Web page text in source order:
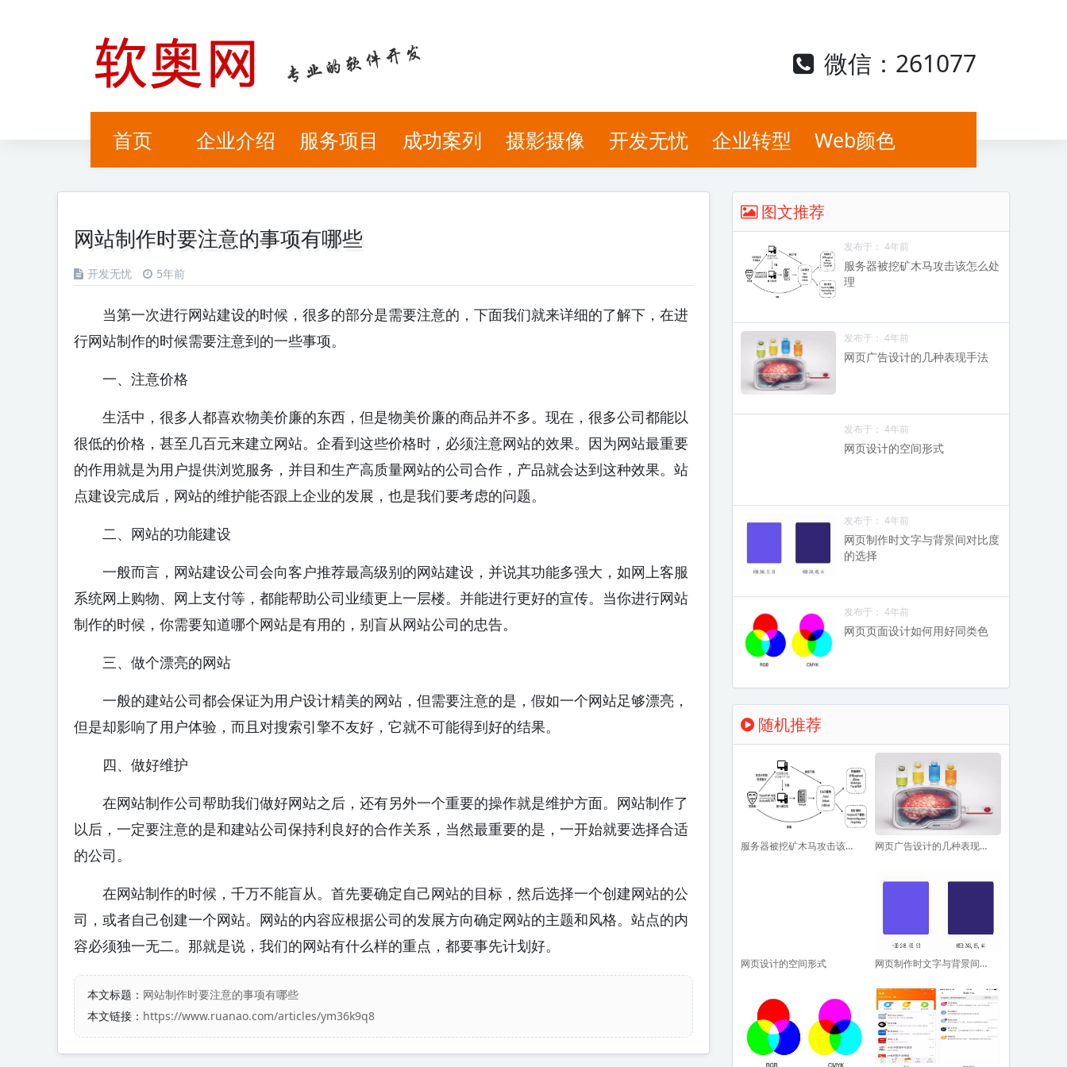
微信：261077
首页 企业介绍 服务项目 成功案列 摄影摄像 开发无忧 企业转型 Web颜色
网站制作时要注意的事项有哪些
开发无忧 5年前
当第一次进行网站建设的时候，很多的部分是需要注意的，下面我们就来详细的了解下，在进
行网站制作的时候需要注意到的一些事项。
一、注意价格
生活中，很多人都喜欢物美价廉的东西，但是物美价廉的商品并不多。现在，很多公司都能以
很低的价格，甚至几百元来建立网站。企看到这些价格时，必须注意网站的效果。因为网站最重要
的作用就是为用户提供浏览服务，并目和生产高质量网站的公司合作，产品就会达到这种效果。站
点建设完成后，网站的维护能否跟上企业的发展，也是我们要考虑的问题。
二、网站的功能建设
一般而言，网站建设公司会向客户推荐最高级别的网站建设，并说其功能多强大，如网上客服
系统网上购物、网上支付等，都能帮助公司业绩更上一层楼。并能进行更好的宣传。当你进行网站
制作的时候，你需要知道哪个网站是有用的，别盲从网站公司的忠告。
三、做个漂亮的网站
一般的建站公司都会保证为用户设计精美的网站，但需要注意的是，假如一个网站足够漂亮，
但是却影响了用户体验，而且对搜索引擎不友好，它就不可能得到好的结果。
四、做好维护
在网站制作公司帮助我们做好网站之后，还有另外一个重要的操作就是维护方面。网站制作了
以后，一定要注意的是和建站公司保持利良好的合作关系，当然最重要的是，一开始就要选择合适
的公司。
在网站制作的时候，千万不能盲从。首先要确定自己网站的目标，然后选择一个创建网站的公
司，或者自己创建一个网站。网站的内容应根据公司的发展方向确定网站的主题和风格。站点的内
容必须独一无二。那就是说，我们的网站有什么样的重点，都要事先计划好。
本文标题： 网站制作时要注意的事项有哪些
本文链接： https://www.ruanao.com/articles/ym36k9q8
图文推荐
发布于： 4年前
服务器被挖矿木马攻击该怎么处
理
发布于： 4年前
网页广告设计的几种表现手法
发布于： 4年前
网页设计的空间形式
发布于： 4年前
网页制作时文字与背景间对比度
的选择
发布于： 4年前
网页页面设计如何用好同类色
随机推荐
服务器被挖矿木马攻击该怎么处理 网页广告设计的几种表现手法
网页设计的空间形式 网页制作时文字与背景间对比度的选择